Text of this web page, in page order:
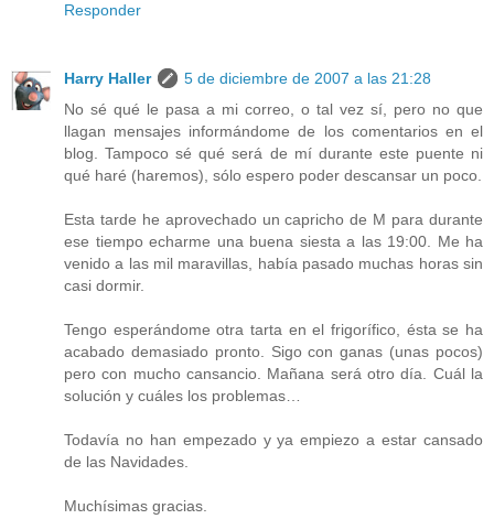
Responder
Harry Haller
5 de diciembre de 2007 a las 21:28
No sé qué le pasa a mi correo, o tal vez sí, pero no que
llagan mensajes informándome de los comentarios en el
blog. Tampoco sé qué será de mí durante este puente ni
qué haré (haremos), sólo espero poder descansar un poco.
Esta tarde he aprovechado un capricho de M para durante
ese tiempo echarme una buena siesta a las 19:00. Me ha
venido a las mil maravillas, había pasado muchas horas sin
casi dormir.
Tengo esperándome otra tarta en el frigorífico, ésta se ha
acabado demasiado pronto. Sigo con ganas (unas pocos)
pero con mucho cansancio. Mañana será otro día. Cuál la
solución y cuáles los problemas…
Todavía no han empezado y ya empiezo a estar cansado
de las Navidades.
Muchísimas gracias.